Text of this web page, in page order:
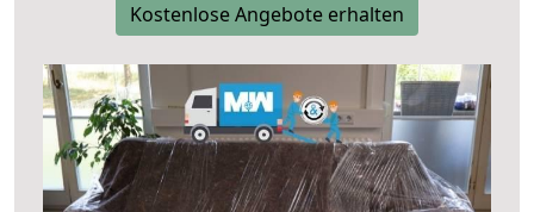
Kostenlose Angebote erhalten